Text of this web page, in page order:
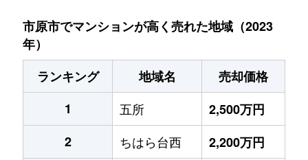
市原市でマンションが高く売れた地域（2023
年）
ランキング
地域名
売却価格
1
五所
2,500万円
2
ちはら台西
2,200万円